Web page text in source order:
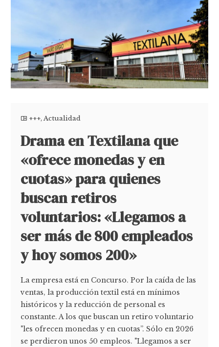
+++,Actualidad
Drama en Textilana que
«ofrece monedas y en
cuotas» para quienes
buscan retiros
voluntarios: «Llegamos a
ser más de 800 empleados
y hoy somos 200»
La empresa está en Concurso. Por la caída de las
ventas, la producción textil está en mínimos
históricos y la reducción de personal es
constante. A los que buscan un retiro voluntario
"les ofrecen monedas y en cuotas”. Sólo en 2026
se perdieron unos 50 empleos. "Llegamos a ser